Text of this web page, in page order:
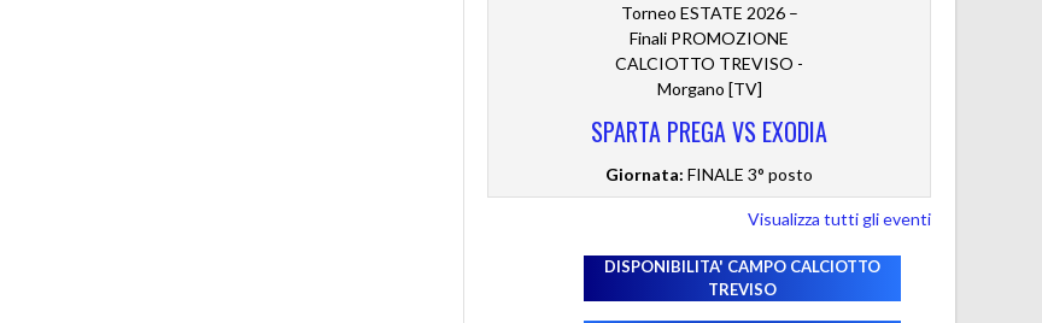
Torneo ESTATE 2026 –
Finali PROMOZIONE
CALCIOTTO TREVISO -
Morgano [TV]
SPARTA PREGA VS EXODIA
Giornata: FINALE 3° posto
Visualizza tutti gli eventi
DISPONIBILITA' CAMPO CALCIOTTO
TREVISO